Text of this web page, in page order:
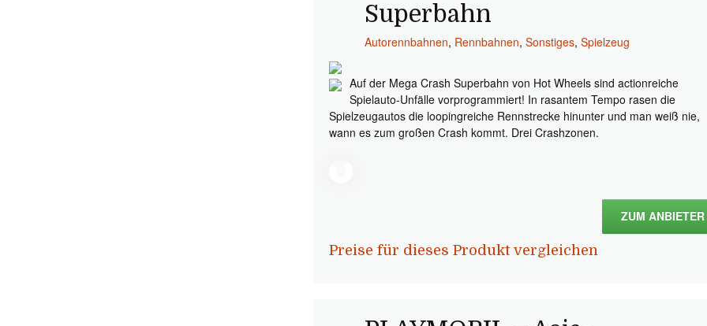
Superbahn
Autorennbahnen, Rennbahnen,Sonstiges,Spielzeug
Auf der Mega Crash Superbahn von Hot Wheels sind actionreiche
Spielauto-Unfälle vorprogrammiert! In rasantem Tempo rasen die
Spielzeugautos die loopingreiche Rennstrecke hinunter und man weiß nie,
wann es zum großen Crash kommt. Drei Crashzonen.
ZUM ANBIETER
Preise für dieses Produkt vergleichen